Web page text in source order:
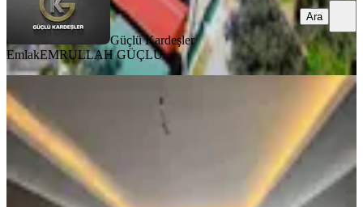
Güçlü Kardeşler
EmlakEMRULLAH GÜÇLÜ
Ara
Balıkesir Ayvalık Ta Satılık Ciftlikevi.
Balıkesir, Ayvalık
30.000.000 ₺